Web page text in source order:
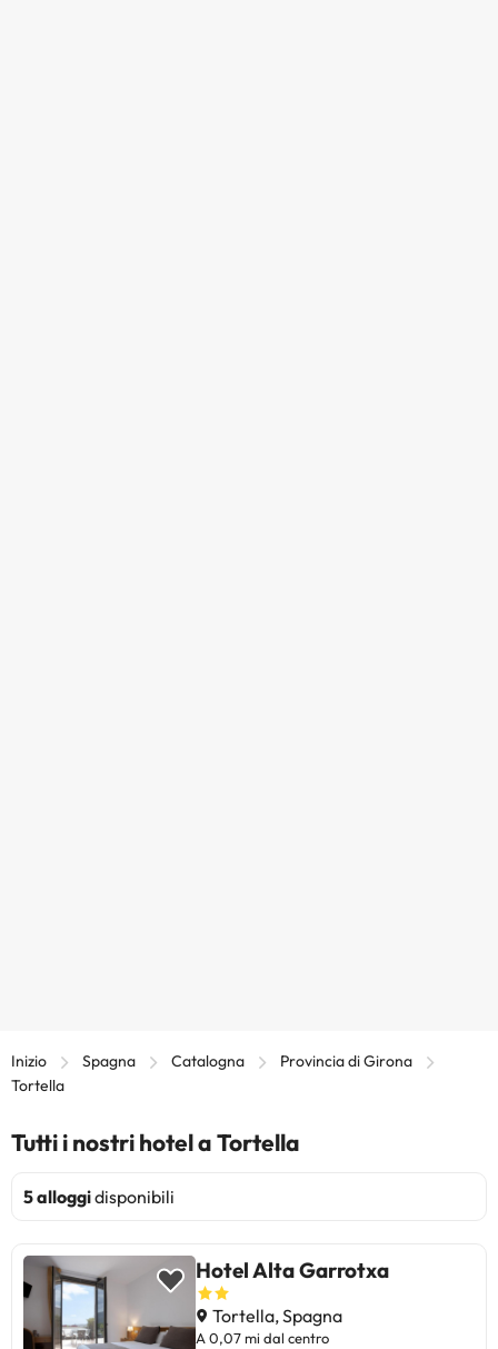
Inizio Spagna Catalogna
Provincia di Girona
Tortella
Tutti i nostri hotel a Tortella
5 alloggidisponibili
Hotel Alta Garrotxa
Tortella, Spagna
A 0,07 mi dal centro